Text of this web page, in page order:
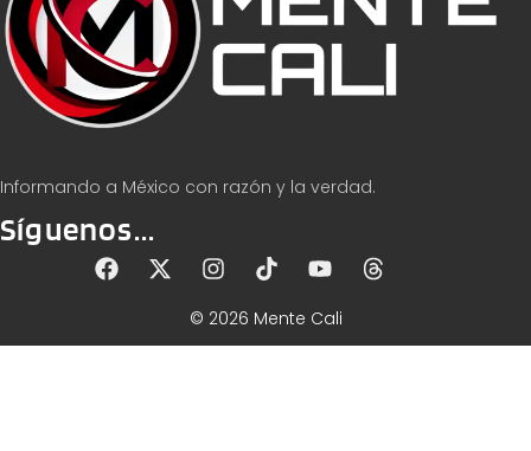
Informando a México con razón y la verdad.
Síguenos...
© 2026 Mente Cali